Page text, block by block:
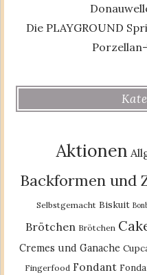
Die PLAYGROUND
Aktionen
Backformen und
Selbstgemacht Biskuit
Brötchen Brötchen
Cremes und Ganache
Fingerfood Fondant